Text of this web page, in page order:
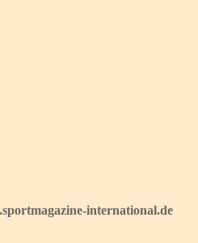
international.de